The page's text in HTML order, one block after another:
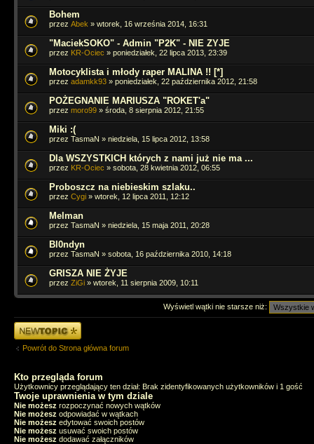
Bohem
przez Abek » wtorek, 16 września 2014, 16:31
"MaciekSOKO" - Admin "P2K" - NIE ZYJE
przez KR-Ociec » poniedziałek, 22 lipca 2013, 23:39
Motocyklista i młody raper MALINA !! [*]
przez adamkk93 » poniedziałek, 22 października 2012, 21:58
POŻEGNANIE MARIUSZA "ROKET'a"
przez moro99 » środa, 8 sierpnia 2012, 21:55
Miki :(
przez TasmaN » niedziela, 15 lipca 2012, 13:58
Dla WSZYSTKICH których z nami już nie ma ...
przez KR-Ociec » sobota, 28 kwietnia 2012, 06:55
Proboszcz na niebieskim szlaku..
przez Cygi » wtorek, 12 lipca 2011, 12:12
Melman
przez TasmaN » niedziela, 15 maja 2011, 20:28
Bl0ndyn
przez TasmaN » sobota, 16 października 2010, 14:18
GRISZA NIE ŻYJE
przez ZiGi » wtorek, 11 sierpnia 2009, 10:11
Wyświetl wątki nie starsze niż:
Napisz wątek
Powrót do Strona główna forum
Kto przegląda forum
Użytkownicy przeglądający ten dział: Brak zidentyfikowanych użytkowników i 1 gość
Twoje uprawnienia w tym dziale
Nie możesz rozpoczynać nowych wątków
Nie możesz odpowiadać w wątkach
Nie możesz edytować swoich postów
Nie możesz usuwać swoich postów
Nie możesz dodawać załączników